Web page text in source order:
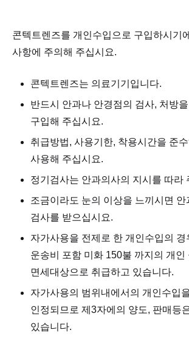
콘텍트렌즈를 개인수입으로 구입하시기
사항에 주의해 주십시요.
콘텍트렌즈는 의료기기입니다.
반드시 안과나 안경점의 검사, 처방
구입해 주십시요.
취급방법, 사용기한, 착용시간을 준
사용해 주십시요.
정기검사는 안과의사의 지시를 따라
조금이라도 눈의 이상을 느끼시면 안
검사를 받으십시요.
자가사용을 전제로 한 개인수입의
운송비 포함 미화 150불 까지의 개인
면세대상으로 취급하고 있습니다.
자가사용의 범위내에서의 개인수입
인정되므로 제3자에의 양도, 판매등
있습니다.